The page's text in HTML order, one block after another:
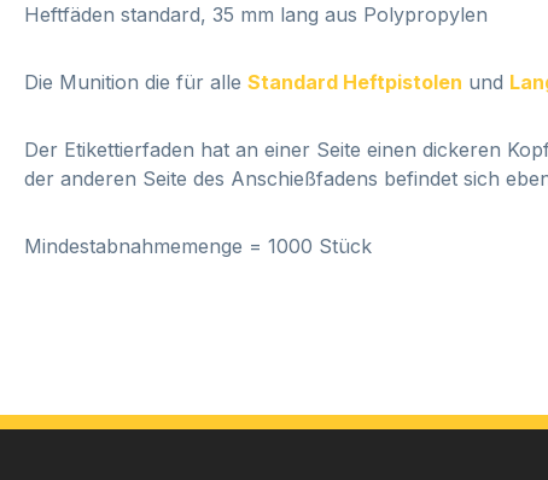
Heftfäden standard, 35 mm lang aus Polypropylen
Die Munition die für alle Standard Heftpistolen und
Der Etikettierfaden hat an einer Seite einen dickeren
der anderen Seite des Anschießfadens befindet sich
Mindestabnahmemenge = 1000 Stück